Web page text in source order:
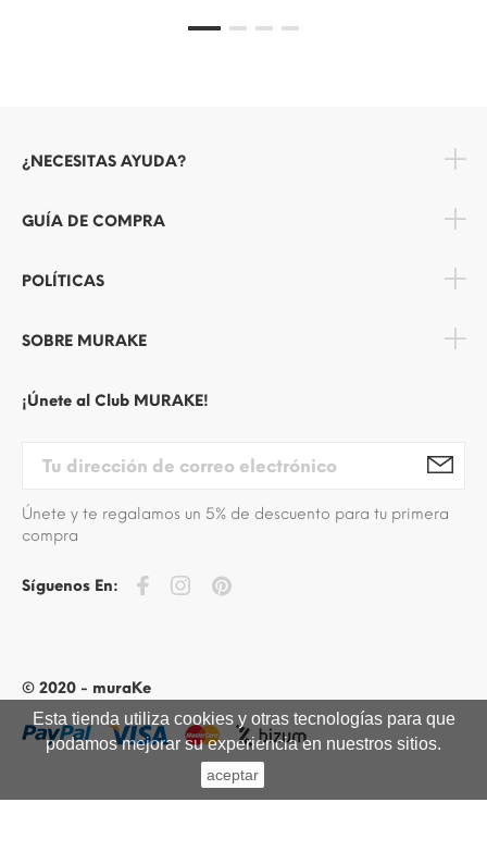
¿NECESITAS AYUDA?
GUÍA DE COMPRA
POLÍTICAS
SOBRE MURAKE
¡Únete al Club MURAKE!
Únete y te regalamos un 5% de descuento para tu primera
compra
Síguenos En:
© 2020 - muraKe
Esta tienda utiliza cookies y otras tecnologías para que
podamos mejorar su experiencia en nuestros sitios.
aceptar